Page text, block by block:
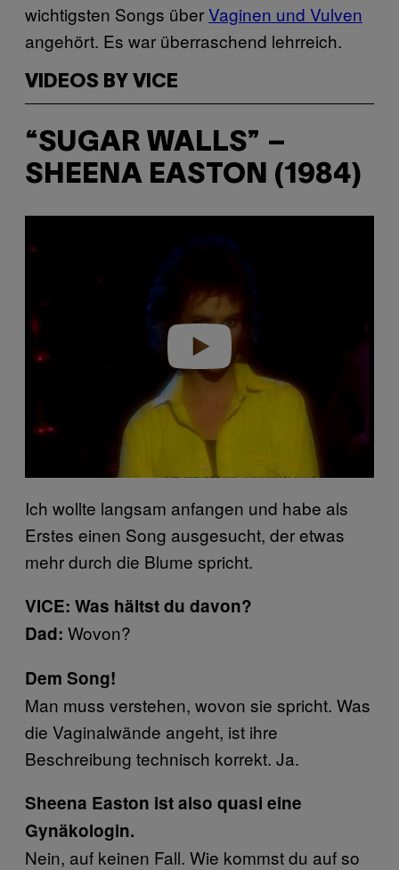
wichtigsten Songs überVaginen und Vulven
angehört. Es war überraschend lehrreich.
VIDEOS BY VICE
“SUGAR WALLS” –
SHEENA EASTON (1984)
Play video
Ich wollte langsam anfangen und habe als
Erstes einen Song ausgesucht, der etwas
mehr durch die Blume spricht.
VICE: Was hältst du davon?
Dad: Wovon?
Dem Song!
Man muss verstehen, wovon sie spricht. Was
die Vaginalwände angeht, ist ihre
Beschreibung technisch korrekt. Ja.
Sheena Easton ist also quasi eine
Gynäkologin.
Nein, auf keinen Fall. Wie kommst du auf so